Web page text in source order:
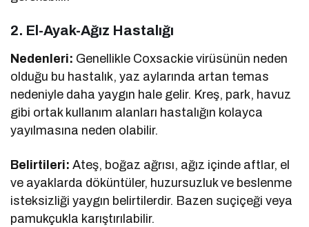
2. El-Ayak-Ağız Hastalığı
Nedenleri: Genellikle Coxsackie virüsünün neden
olduğu bu hastalık, yaz aylarında artan temas
nedeniyle daha yaygın hale gelir. Kreş, park, havuz
gibi ortak kullanım alanları hastalığın kolayca
yayılmasına neden olabilir.
Belirtileri: Ateş, boğaz ağrısı, ağız içinde aftlar, el
ve ayaklarda döküntüler, huzursuzluk ve beslenme
isteksizliği yaygın belirtilerdir. Bazen suçiçeği veya
pamukçukla karıştırılabilir.